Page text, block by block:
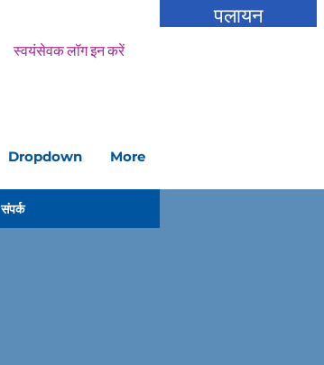
स्वयंसेवक लॉग इन करें
Dropdown More
पलायन
संपर्क